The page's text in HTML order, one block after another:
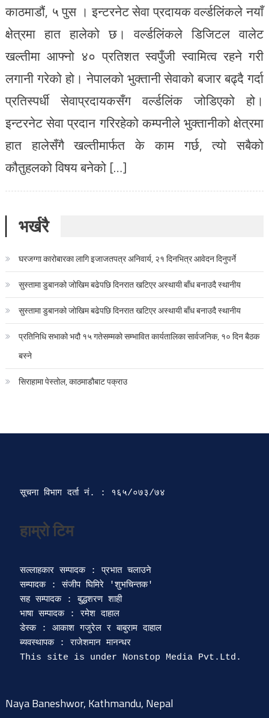
काठमाडौं, ५ पुस । इन्टरनेट सेवा प्रदायक वर्ल्डलिंकले नयाँ
क्षेत्रमा हात हालेको छ। वर्ल्डलिंकले डिजिटल वालेट
खल्तीमा आफ्नो ४० प्रतिशत स्वपुँजी स्वामित्व रहने गरी
लगानी गरेको हो। नेपालको भुक्तानी सेवाको बजार बढ्दै गर्दा
प्रतिस्पर्धी सेवाप्रदायकसँग वर्ल्डलिंक जोडिएको हो।
इन्टरनेट सेवा प्रदान गरिरहेको कम्पनीले भुक्तानीको क्षेत्रमा
हात हालेसँगै खल्तीमार्फत के काम गर्छ, त्यो सबैको
कौतुहलको विषय बनेको […]
भर्खरै
घरजग्गा कारोबारका लागि इजाजतपत्र अनिवार्य, २१ दिनभित्र आवेदन दिनुपर्ने
सुस्तामा डुबानको जोखिम बढेपछि दिनरात खटिएर अस्थायी बाँध बनाउदै स्थानीय
सुस्तामा डुबानको जोखिम बढेपछि दिनरात खटिएर अस्थायी बाँध बनाउदै स्थानीय
प्रतिनिधि सभाको भदौ १५ गतेसम्मको सम्भावित कार्यतालिका सार्वजनिक, १० दिन बैठक
बस्ने
सिराहामा पेस्तोल, काठमाडौबाट पक्राउ
सूचना विभाग दर्ता‍ नं. : १६५/०७३/७४
हाम्रो टिम
सल्लाहकार सम्पादक : प्रभात चलाउने
सम्पादक : संजीप घिमिरे 'शुभचिन्तक'
सह सम्पादक : बुद्धशरण शाही
भाषा सम्पादक : रमेश दाहाल
डेस्क : आकाश गजुरेल र बाबुराम दाहाल
ब्यवस्थापक : राजेशमान मानन्धर
Naya Baneshwor, Kathmandu, Nepal